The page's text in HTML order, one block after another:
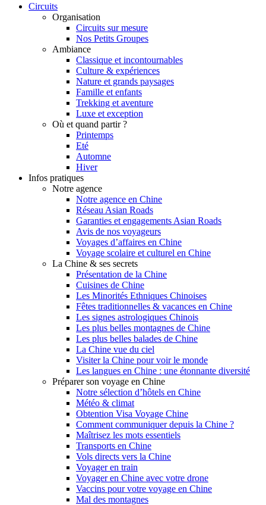
Circuits
Organisation
Circuits sur mesure
Nos Petits Groupes
Ambiance
Classique et incontournables
Culture & expériences
Nature et grands paysages
Famille et enfants
Trekking et aventure
Luxe et exception
Où et quand partir ?
Printemps
Eté
Automne
Hiver
Infos pratiques
Notre agence
Notre agence en Chine
Réseau Asian Roads
Garanties et engagements Asian Roads
Avis de nos voyageurs
Voyages d’affaires en Chine
Voyage scolaire et culturel en Chine
La Chine & ses secrets
Présentation de la Chine
Cuisines de Chine
Les Minorités Ethniques Chinoises
Fêtes traditionnelles & vacances en Chine
Les signes astrologiques Chinois
Les plus belles montagnes de Chine
Les plus belles balades de Chine
La Chine vue du ciel
Visiter la Chine pour voir le monde
Les langues en Chine : une étonnante diversité
Préparer son voyage en Chine
Notre sélection d’hôtels en Chine
Météo & climat
Obtention Visa Voyage Chine
Comment communiquer depuis la Chine ?
Maîtrisez les mots essentiels
Transports en Chine
Vols directs vers la Chine
Voyager en train
Voyager en Chine avec votre drone
Vaccins pour votre voyage en Chine
Mal des montagnes